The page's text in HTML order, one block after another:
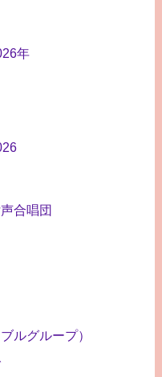
年
合唱団
ルグループ）